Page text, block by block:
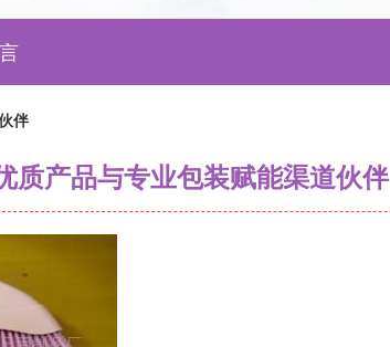
伴
质产品与专业包装赋能渠道伙伴